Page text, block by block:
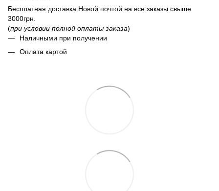
Бесплатная доставка Новой почтой на все заказы свыше
3000грн.
(при условии полной оплаты заказа)
Наличными при получении
Оплата картой